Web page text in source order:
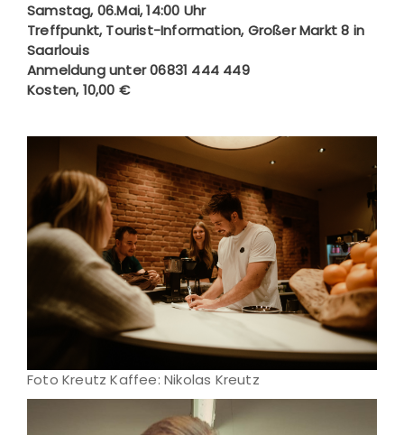
Samstag, 06.Mai, 14:00 Uhr
Treffpunkt, Tourist-Information, Großer Markt 8 in
Saarlouis
Anmeldung unter 06831 444 449
Kosten, 10,00 €
Foto Kreutz Kaffee: Nikolas Kreutz